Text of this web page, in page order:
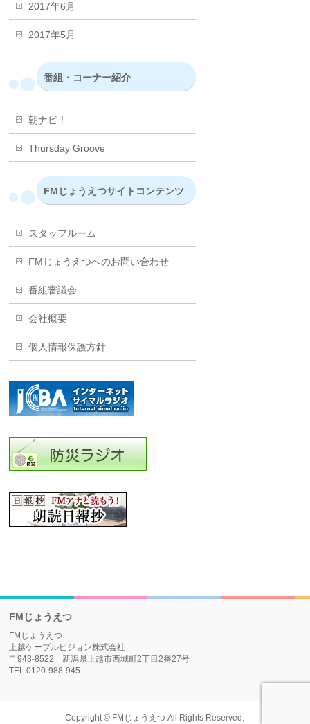
2017年6月
2017年5月
番組・コーナー紹介
朝ナビ！
Thursday Groove
FMじょうえつサイトコンテンツ
スタッフルーム
FMじょうえつへのお問い合わせ
番組審議会
会社概要
個人情報保護方針
FMじょうえつ
FMじょうえつ
上越ケーブルビジョン株式会社
〒943-8522 新潟県上越市西城町2丁目2番27号
TEL.0120-988-945
Copyright © FMじょうえつ All Rights Reserved.